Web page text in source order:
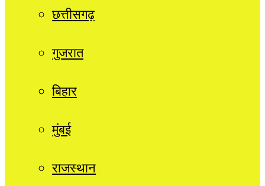
छत्तीसगढ़
गुजरात
बिहार
मुंबई
राजस्थान